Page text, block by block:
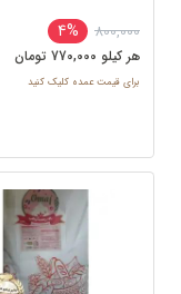
800,000
4%
هر کيلو 770,000 تومان
برای قیمت عمده کلیک کنید